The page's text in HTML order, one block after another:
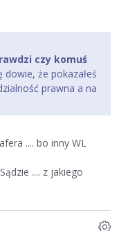
czy komuś
dowie, że pokazałeś
prawna a na
.... bo inny WL
.... z jakiego